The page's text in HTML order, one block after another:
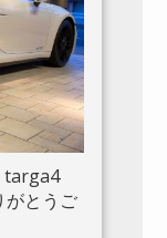
targa4
がとうご